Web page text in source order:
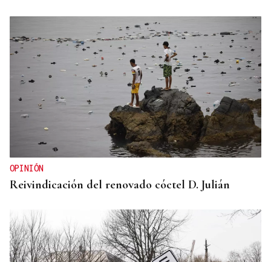
OPINIÓN
Reivindicación del renovado cóctel D. Julián